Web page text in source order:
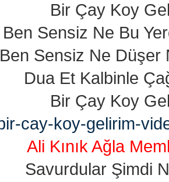
Bir Çay Koy
Ben Sensiz Ne Bu
Ben Sensiz Ne Düşer
Dua Et Kalbinle
Bir Çay Koy
Ali Kınık Ağla
Savurdular Şimdi